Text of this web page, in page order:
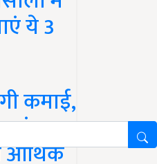
ये 3
कमाई,